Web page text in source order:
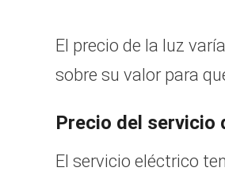
El precio de la luz
sobre su valor para
Precio del servicio
El servicio eléctrico